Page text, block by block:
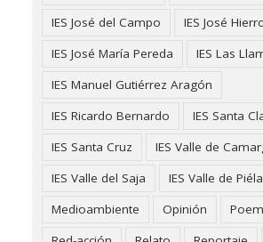
IES José del Campo
IES José
IES José María Pereda
IES Las
IES Manuel Gutiérrez Aragón
IES Ricardo Bernardo
IES Santa
IES Santa Cruz
IES Valle de
IES Valle del Saja
IES Valle de
Medioambiente
Opinión